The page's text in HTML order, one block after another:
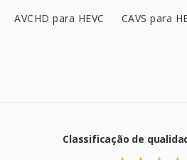
AVCHD para HEVC CAVS para
Classificação de